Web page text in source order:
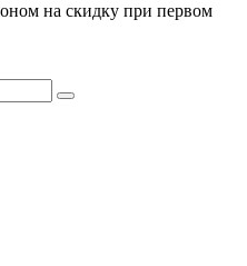
на скидку при первом